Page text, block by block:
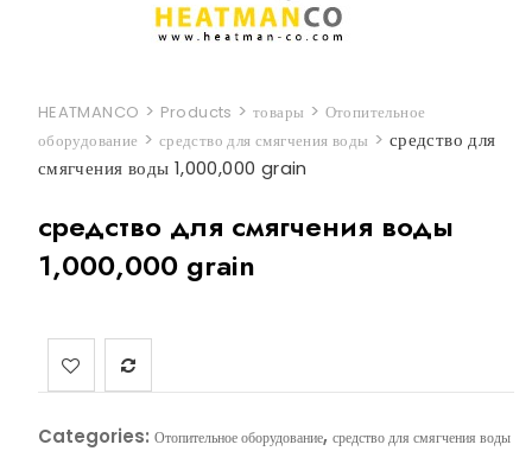
HEATMANCO > Products > товары > Отопительное
оборудование > средство для смягчения воды > средство для
смягчения воды 1,000,000 grain
средство для смягчения воды
1,000,000 grain
Categories: Отопительное оборудование, средство для смягчения воды